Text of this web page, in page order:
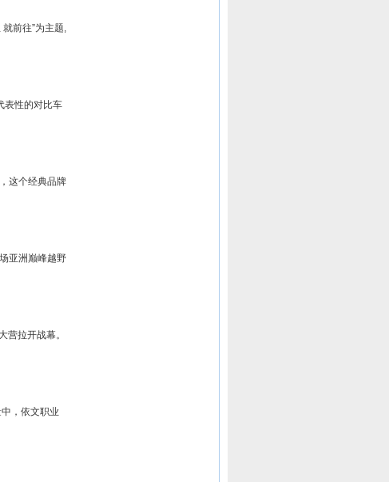
前往”为主题,
表性的对比车
这个经典品牌
亚洲巅峰越野
拉开战幕。
，依文职业